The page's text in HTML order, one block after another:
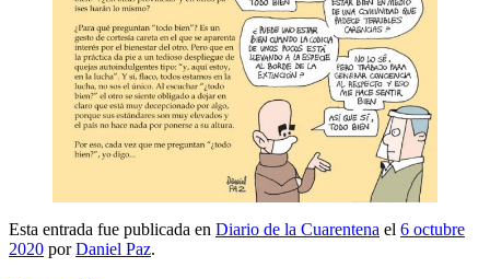
Esta entrada fue publicada en Diario de la Cuarentena el 6 octubre
2020 porDaniel Paz.